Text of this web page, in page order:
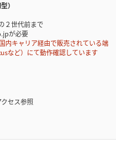
）
２世代前まで
が必要
キャリア経由で販売されている端
など）にて動作確認しています
セス参照